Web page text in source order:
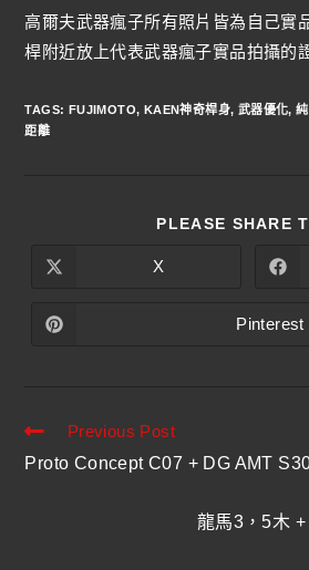
高爾夫武器瘋子所有照片皆為自己實
桿附近放上代表武器瘋子實品拍攝的
TAGS: FUJIMOTO, KAEN神奇桿身, 武器優化,
距離
PLEASE SHARE
X
Pinterest
Previous Post
Proto Concept C07 + DG AMT
龍馬3，5木